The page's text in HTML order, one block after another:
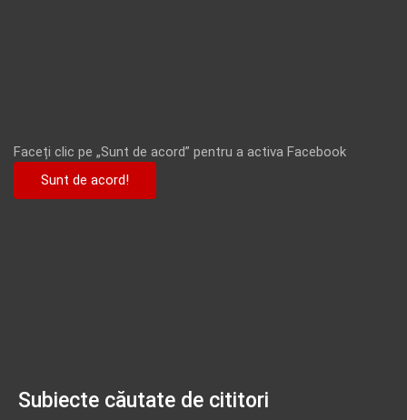
Faceți clic pe „Sunt de acord” pentru a activa Facebook
Sunt de acord!
Subiecte căutate de cititori